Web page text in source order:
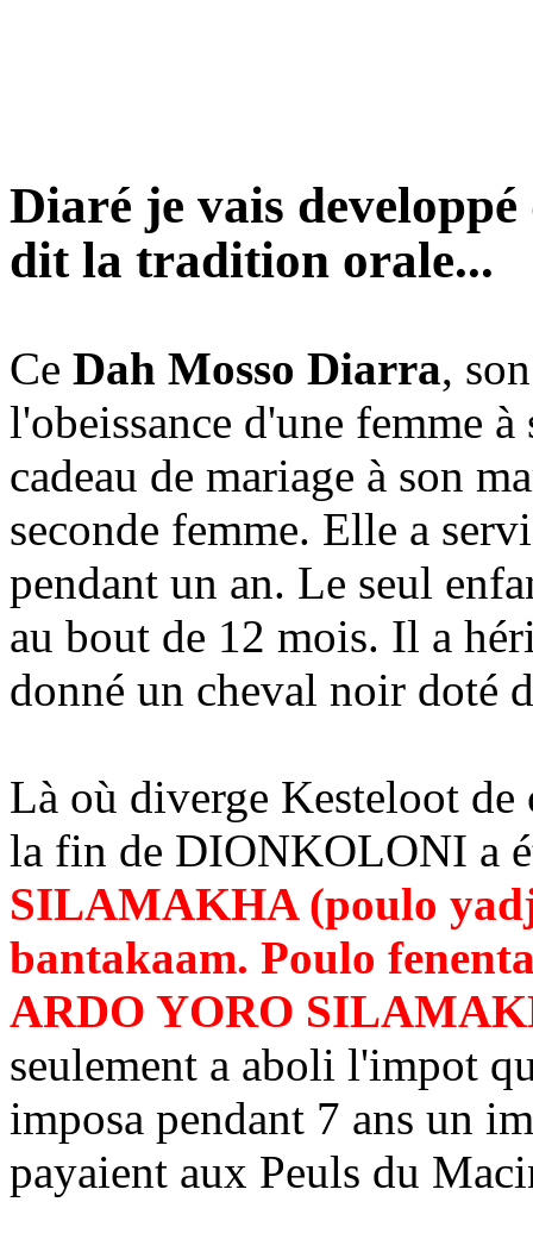
Diaré je vais
dit la tradition orale...
Ce Dah Mosso Diarra,
l'obeissance d'une femme
cadeau de mariage à son
seconde femme. Elle a
pendant un an. Le seul
au bout de 12 mois. Il a
donné un cheval noir doté
Là où diverge Kesteloot de
la fin de DIONKOLONI a
SILAMAKHA (poulo
bantakaam. Poulo
ARDO YORO
seulement a aboli l'impot
imposa pendant 7 ans un
payaient aux Peuls du